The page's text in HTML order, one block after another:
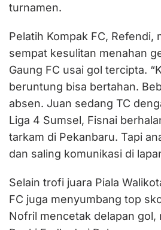
turnamen.
Pelatih Kompak FC, Refendi,
sempat kesulitan menahan
Gaung FC usai gol tercipta.
beruntung bisa bertahan.
absen. Juan sedang TC
Liga 4 Sumsel, Fisnai
tarkam di Pekanbaru. Tapi
dan saling komunikasi di
Selain trofi juara Piala
FC juga menyumbang top
Nofril mencetak delapan gol,